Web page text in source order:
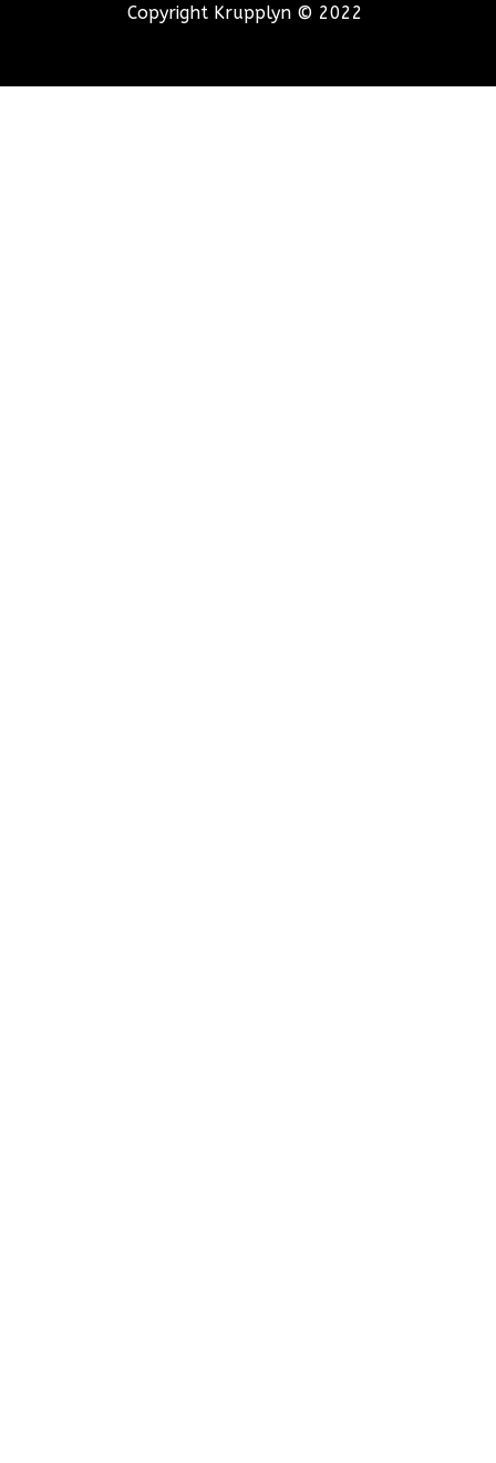
Copyright Krupplyn © 2022